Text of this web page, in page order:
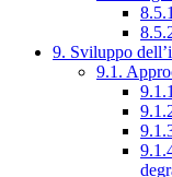
9. Sviluppo
9.1.